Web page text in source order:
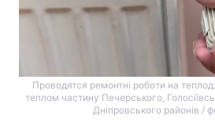
Проводятся ремонтні роботи на
теплом частину Печерського,
Дніпровського районів /